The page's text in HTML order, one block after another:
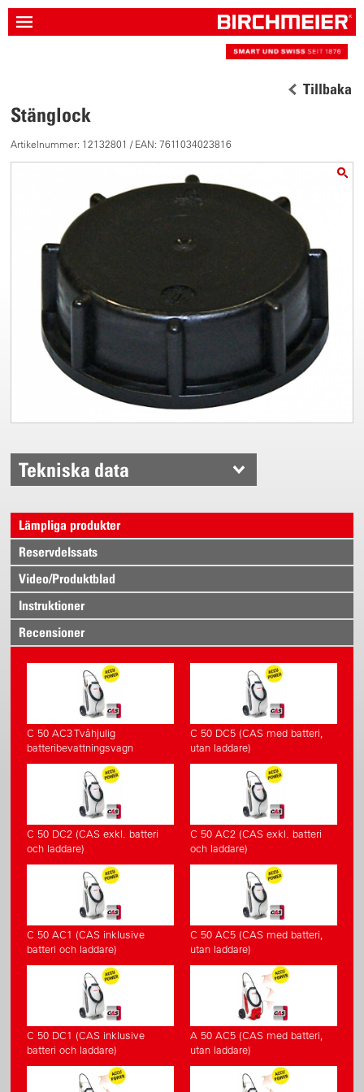
Tillbaka
Stänglock
Artikelnummer: 12132801 / EAN: 7611034023816
Tekniska data
Lämpliga produkter
Reservdelssats
Video/Produktblad
Instruktioner
Recensioner
C 50 AC3 Tvåhjulig
batteribevattningsvagn
C 50 DC5 (CAS med batteri,
utan laddare)
C 50 DC2 (CAS exkl. batteri
och laddare)
C 50 AC2 (CAS exkl. batteri
och laddare)
C 50 AC1 (CAS inklusive
batteri och laddare)
C 50 AC5 (CAS med batteri,
utan laddare)
C 50 DC1 (CAS inklusive
batteri och laddare)
A 50 AC5 (CAS med batteri,
utan laddare)